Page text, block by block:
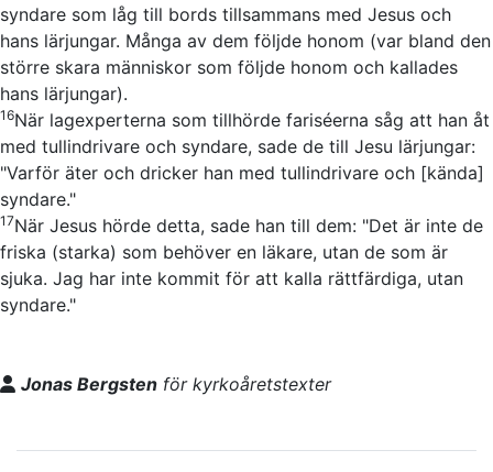
syndare som låg till bords tillsammans med Jesus och
hans lärjungar. Många av dem följde honom (var bland den
större skara människor som följde honom och kallades
hans lärjungar).
16När lagexperterna som tillhörde fariséerna såg att han åt
med tullindrivare och syndare, sade de till Jesu lärjungar:
"Varför äter och dricker han med tullindrivare och [kända]
syndare."
17När Jesus hörde detta, sade han till dem: "Det är inte de
friska (starka) som behöver en läkare, utan de som är
sjuka. Jag har inte kommit för att kalla rättfärdiga, utan
syndare."
Jonas Bergsten för kyrkoåretstexter